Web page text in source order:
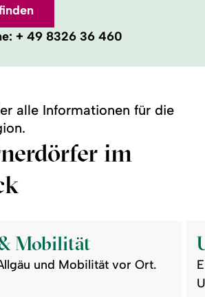
+ 49 8326 36 460
alle Informationen für die
im
Mobilität
und Mobilität vor Ort.